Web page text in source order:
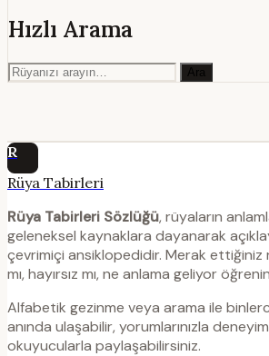
Hızlı Arama
Ara
R
Rüya Tabirleri
Rüya Tabirleri Sözlüğü, rüyaların
geleneksel kaynaklara dayanarak
çevrimiçi ansiklopedidir. Merak ettiğiniz
mı, hayırsız mı, ne anlama geliyor
Alfabetik gezinme veya arama ile
anında ulaşabilir, yorumlarınızla
okuyucularla paylaşabilirsiniz.